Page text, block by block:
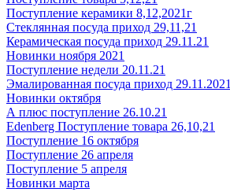
Поступление керамики 8,12,2021г
Стеклянная посуда приход 29,11,21
Керамическая посуда приход 29.11.21
Новинки ноября 2021
Поступление недели 20.11.21
Эмалированная посуда приход 29.11.2021
Новинки октября
А плюс поступление 26.10.21
Edenberg Поступление товара 26,10,21
Поступление 16 октября
Поступление 26 апреля
Поступление 5 апреля
Новинки марта